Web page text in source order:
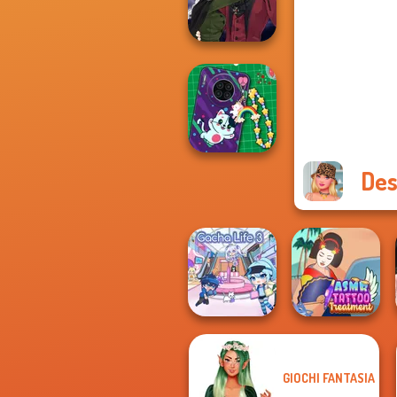
Jelly Cake
Manga Creator
Vampire Hunter
P...
Shop
Gacha Life 3
ASMR Tattoo
GIOCHI FANTASIA